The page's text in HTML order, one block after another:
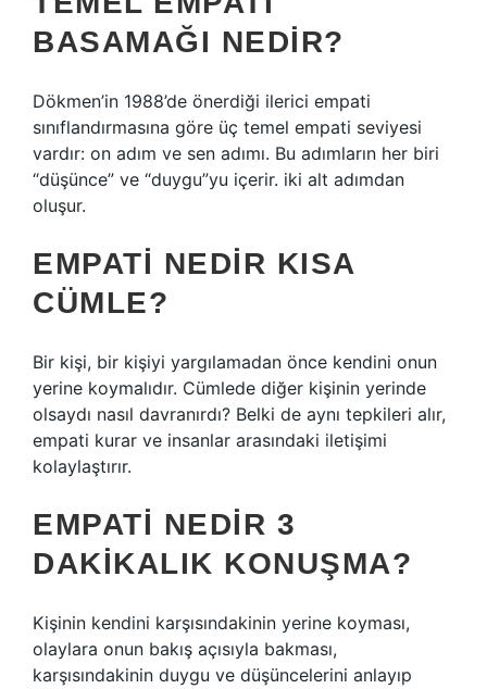
BASAMAĞI NEDIR?
Dökmen’in 1988’de önerdiği ilerici empati
sınıflandırmasına göre üç temel empati seviyesi
vardır: on adım ve sen adımı. Bu adımların her biri
“düşünce” ve “duygu”yu içerir. iki alt adımdan
oluşur.
EMPATI NEDIR KISA
CÜMLE?
Bir kişi, bir kişiyi yargılamadan önce kendini onun
yerine koymalıdır. Cümlede diğer kişinin yerinde
olsaydı nasıl davranırdı? Belki de aynı tepkileri alır,
empati kurar ve insanlar arasındaki iletişimi
kolaylaştırır.
EMPATI NEDIR 3
DAKIKALIK KONUŞMA?
Kişinin kendini karşısındakinin yerine koyması,
olaylara onun bakış açısıyla bakması,
karşısındakinin duygu ve düşüncelerini anlayıp